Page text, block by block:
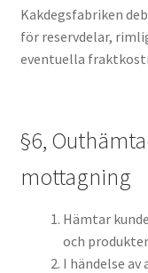
Kakdegsfabriken
för reservdelar,
eventuella
§6,
mottagning
Hämtar
och
I händelse